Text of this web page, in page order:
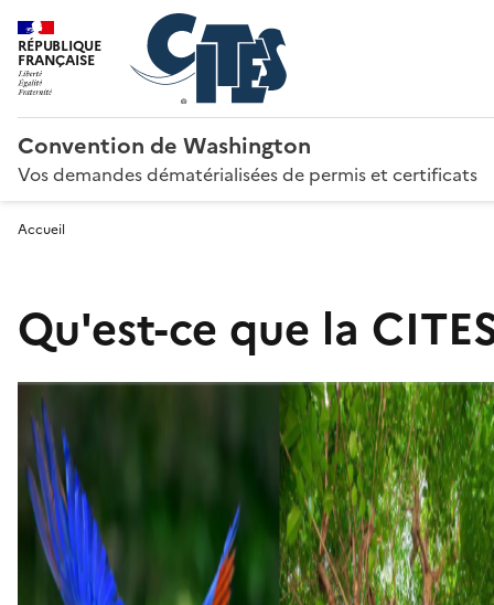
RÉPUBLIQUE
FRANÇAISE
Convention de Washington
Vos demandes dématérialisées de permis et certificats
Accueil
Qu'est-ce que la